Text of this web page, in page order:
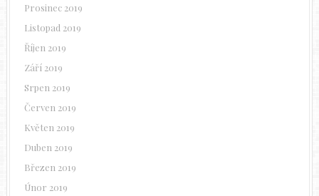
Prosinec 2019
Listopad 2019
Říjen 2019
Září 2019
Srpen 2019
Červen 2019
Květen 2019
Duben 2019
Březen 2019
Únor 2019